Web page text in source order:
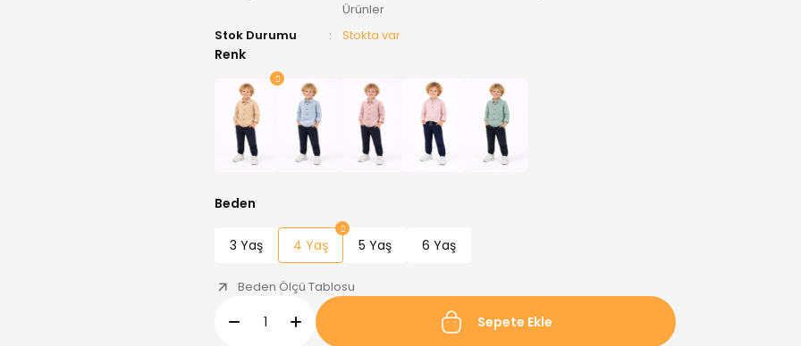
Ürünler
Stok Durumu
Stokta var
Renk
Beden
3 Yaş 4 Yaş 5 Yaş 6 Yaş
Beden Ölçü Tablosu
Sepete Ekle